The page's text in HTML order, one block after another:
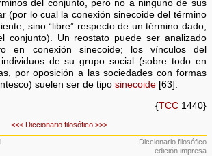
del conjunto, pero no a ninguno de sus
(por lo cual la conexión sinecoide del término
sino “libre” respecto de un término dado,
conjunto). Un reostato puede ser analizado
en conexión sinecoide; los vínculos del
de su grupo social (sobre todo en
por oposición a las sociedades con formas
suelen ser de tipo sinecoide [63].
{TCC1440}
<<< Diccionario filosófico >>>
Diccionario filosófico
edición impresa